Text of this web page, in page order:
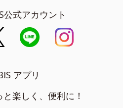
公式アカウント
アプリ
楽しく、便利に！